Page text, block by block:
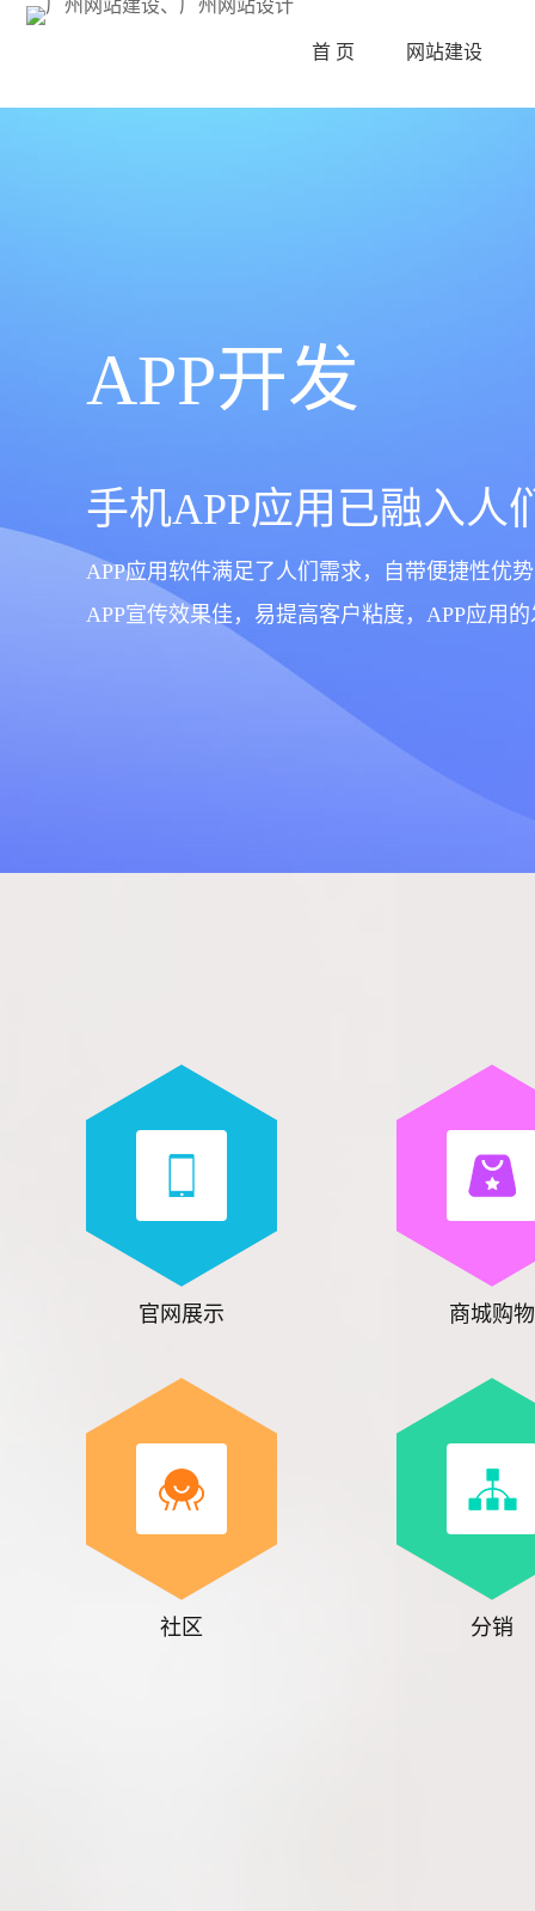
首 页 网站建设
APP开发
手机APP应用已融入人
APP应用软件满足了人们需求，自带便捷性优势
APP宣传效果佳，易提高客户粘度，APP应用
官网展示 商城购物
社区 分销